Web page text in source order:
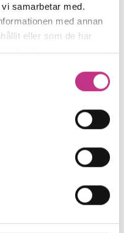
samarbetar med.
med annan
eller som de har
tjänster.
ingen övre
blivit
fyra år. Har man
har man i
stanna på ett
Men det
nu.